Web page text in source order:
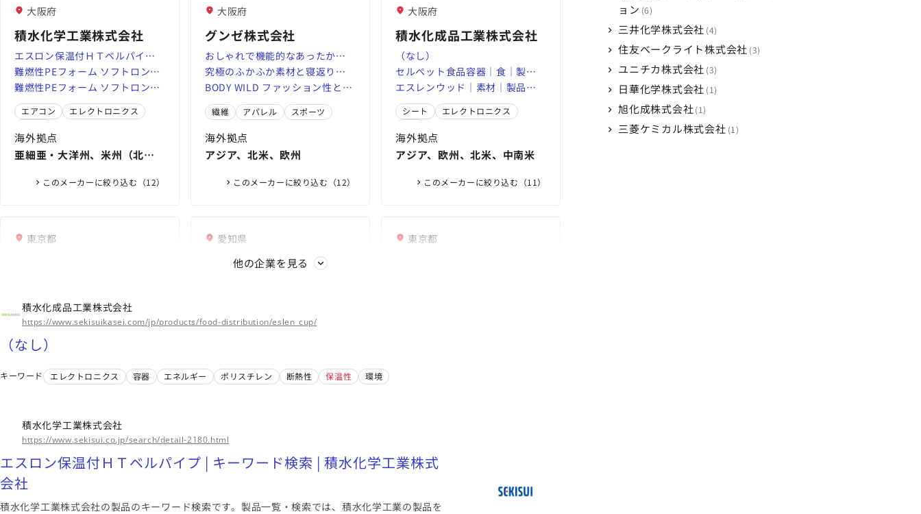
大阪府
積水化学工業株式会社
エスロン保温付ＨＴベルパイプ |
キーワード検索 | 積水化学工業株
式会社
難燃性PEフォーム ソフトロン™
FR ND｜積水化学工業｜高機能プ
ラスチックスカンパニー
難燃性PEフォーム ソフトロン™
FR ND｜積水化学工業｜高機能プ
ラスチックスカンパニー
エアコン
エレクトロニクス
海外拠点
亜細亜・大洋州、米州（北
このメーカーに絞り込む（12）
大阪府
グンゼ株式会社
おしゃれで機能的なあったか快
適ストレッチボトム アウトドア
パンツ新発売 2022年10月から
｜ ニュースリリース ｜ 企業情報
｜ グンゼ株式会社
究極のふかふか素材と寝返り専
門家監修の快適設計のパジャマ
「SCiENSLEEP×UCHINO マシ
ュマロガーゼ」 11月16日（日）
よりＭakuakeで先行販売スター
ト ｜ ニュースリリース ｜ 企業
BODY WILD ファッション性と機
能性を備えたストレッチボト
ム ボディワイルドからゴルフ
ラインがデビュー 2022年10月か
ら ｜ ニュースリリース ｜ 企業
繊維 アパレル スポーツ
海外拠点
アジア、北米、欧州
このメーカーに絞り込む（12）
大阪府
積水化成品工業株式会社
（なし）
セルペット食品容器｜食｜製品
情報｜積水化成品
エスレンウッド｜素材｜製品情
報｜積水化成品
シート
エレクトロニクス
海外拠点
アジア、欧州、北米、中南米
このメーカーに絞り込む（11）
東京都
式会社
情報｜日本バイリーン株式会社
不織布芯地 スーパーストレッ
チ芯地 《XB、XEシリーズ》｜製
品情報｜日本バイリーン株式会
機械
アジア、ヨーロッパ、北米
愛知県
株式会社イノアックコー
ム、プラスチック、複合材ならイ
温泉引湯管 ホットペックス®／温
材ならイノアック（INOAC
CORPORATION）
（INOAC CORPORATION）
エアコン
海外拠点
東京都
他の企業を見る
積水化成品工業株式会社
https://www.sekisuikasei.com/jp/products/food-distribution/eslen_cup/
（なし）
キーワード エレクトロニクス 容器 エネルギー ポリスチレン 断熱性 保温性 環境
積水化学工業株式会社
https://www.sekisui.co.jp/search/detail-2180.html
エスロン保温付ＨＴベルパイプ | キーワード検索 | 積水化学工業株式
会社
積水化学工業株式会社の製品のキーワード検索です。製品一覧・検索では、積水化学工業の製品を
ョン 6
三井化学株式会社 4
住友ベークライト株式会社 3
ユニチカ株式会社 3
日華化学株式会社 1
旭化成株式会社 1
三菱ケミカル株式会社 1